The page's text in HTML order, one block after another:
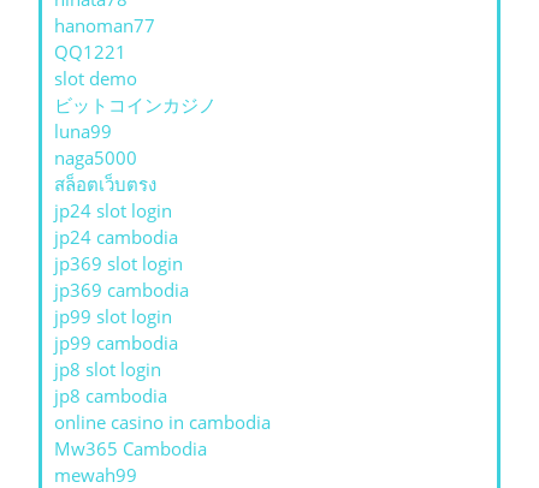
hanoman77
QQ1221
slot demo
ビットコインカジノ
luna99
naga5000
สล็อตเว็บตรง
jp24 slot login
jp24 cambodia
jp369 slot login
jp369 cambodia
jp99 slot login
jp99 cambodia
jp8 slot login
jp8 cambodia
online casino in cambodia
Mw365 Cambodia
mewah99